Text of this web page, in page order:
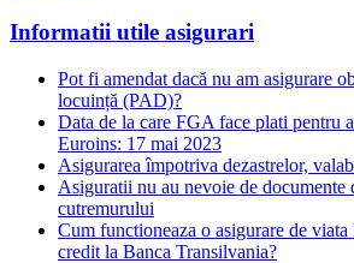
Informatii utile asigurari
Pot fi amendat dacă nu am asigurare
locuință (PAD)?
Data de la care FGA face plati pentru
Euroins: 17 mai 2023
Asigurarea împotriva dezastrelor,
Asiguratii nu au nevoie de documente
cutremurului
Cum functioneaza o asigurare de
credit la Banca Transilvania?